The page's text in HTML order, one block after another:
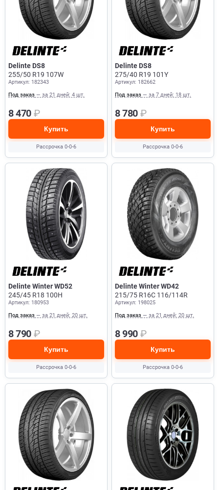
Delinte DS8
255/50 R19 107W
Артикул: 182343
Под заказ — за 21 дней: 4 шт.
8 470 ₽
Купить
Рассрочка 0-0-6
Delinte DS8
275/40 R19 101Y
Артикул: 182662
Под заказ — за 7 дней: 18 шт.
8 780 ₽
Купить
Рассрочка 0-0-6
Delinte Winter WD52
245/45 R18 100H
Артикул: 180953
Под заказ — за 21 дней: 20 шт.
8 790 ₽
Купить
Рассрочка 0-0-6
Delinte Winter WD42
215/75 R16C 116/114R
Артикул: 198025
Под заказ — за 21 дней: 20 шт.
8 990 ₽
Купить
Рассрочка 0-0-6